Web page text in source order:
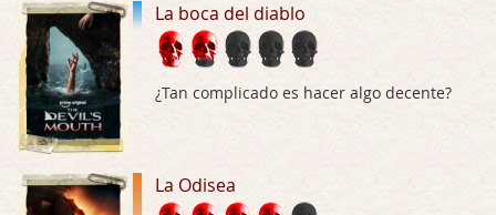
La Odisea
Por: Draghann
No sé si entrar en polémicas con respect …
Trance
Por: Luar
La boca del diablo
¿Tan complicado es hacer algo decente?
La Odisea